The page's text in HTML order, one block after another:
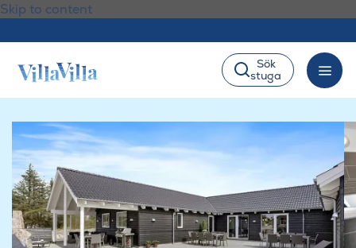
Skip to content
Sök
stuga